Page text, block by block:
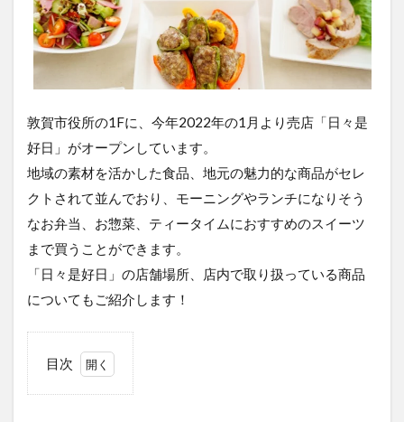
敦賀市役所の1Fに、今年2022年の1月より売店「日々是
好日」がオープンしています。
地域の素材を活かした食品、地元の魅力的な商品がセレ
クトされて並んでおり、モーニングやランチになりそう
なお弁当、お惣菜、ティータイムにおすすめのスイーツ
まで買うことができます。
「日々是好日」の店舗場所、店内で取り扱っている商品
についてもご紹介します！
目次